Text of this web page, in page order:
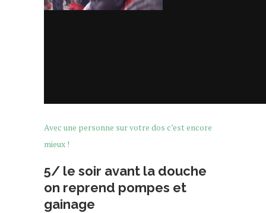
Avec une personne sur votre dos c’est encore
mieux !
5/ le soir avant la douche
on reprend pompes et
gainage